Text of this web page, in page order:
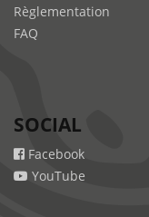
Règlementation
FAQ
SOCIAL
Facebook
YouTube